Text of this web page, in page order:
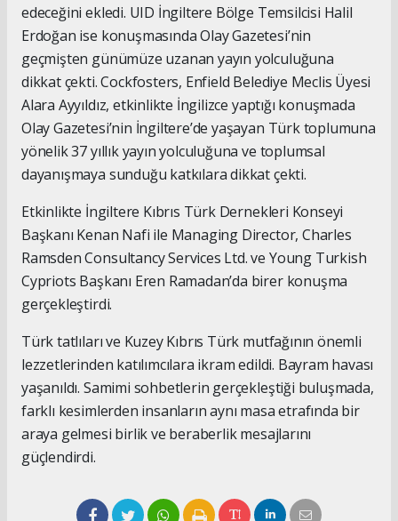
edeceğini ekledi. UID İngiltere Bölge Temsilcisi Halil
Erdoğan ise konuşmasında Olay Gazetesi’nin
geçmişten günümüze uzanan yayın yolculuğuna
dikkat çekti. Cockfosters, Enfield Belediye Meclis Üyesi
Alara Ayyıldız, etkinlikte İngilizce yaptığı konuşmada
Olay Gazetesi’nin İngiltere’de yaşayan Türk toplumuna
yönelik 37 yıllık yayın yolculuğuna ve toplumsal
dayanışmaya sunduğu katkılara dikkat çekti.
Etkinlikte İngiltere Kıbrıs Türk Dernekleri Konseyi
Başkanı Kenan Nafi ile Managing Director, Charles
Ramsden Consultancy Services Ltd. ve Young Turkish
Cypriots Başkanı Eren Ramadan’da birer konuşma
gerçekleştirdi.
Türk tatlıları ve Kuzey Kıbrıs Türk mutfağının önemli
lezzetlerinden katılımcılara ikram edildi. Bayram havası
yaşanıldı. Samimi sohbetlerin gerçekleştiği buluşmada,
farklı kesimlerden insanların aynı masa etrafında bir
araya gelmesi birlik ve beraberlik mesajlarını
güçlendirdi.